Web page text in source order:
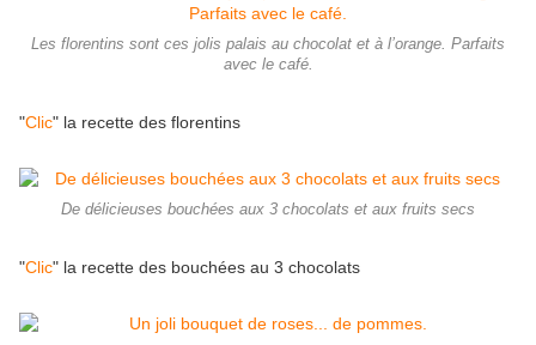
Les florentins sont ces jolis palais au chocolat et à l’orange. Parfaits
avec le café.
"Clic" la recette des florentins
De délicieuses bouchées aux 3 chocolats et aux fruits secs
"Clic" la recette des bouchées au 3 chocolats